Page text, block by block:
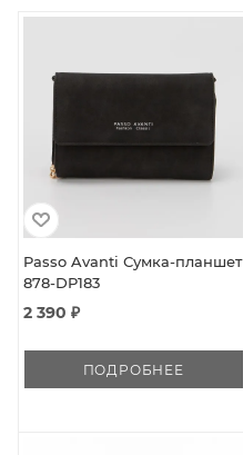
Passo Avanti Сумка-планшет
878-DP183
2 390 ₽
ПОДРОБНЕЕ